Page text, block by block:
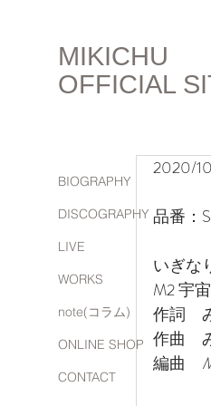
BIOGRAPHY
DISCOGRAPHY
LIVE
WORKS
note(コラム)
ONLINE SHOP
CONTACT
MIKICHU
OFFICIAL
2020/
品番：
いぎな
M2 宇
作詞　
作曲　
編曲